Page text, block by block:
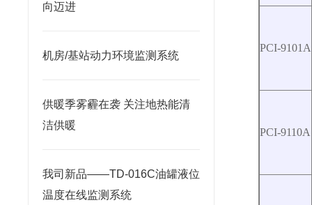
向迈进
机房/基站动力环境监测系统
供暖季雾霾在袭 关注地热能清
洁供暖
我司新品——TD-016C油罐液位
温度在线监测系统
PCI-9101A
PCI-9110A